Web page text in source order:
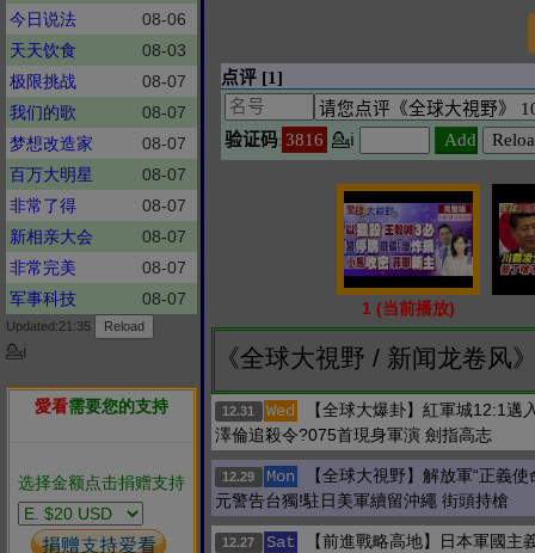
今日说法
08-06
天天饮食
08-03
极限挑战
08-07
我们的歌
08-07
梦想改造家
08-07
百万大明星
08-07
非常了得
08-07
新相亲大会
08-07
非常完美
08-07
军事科技
08-07
Updated:21:35
💁ℹ
愛看需要您的支持
选择金额点击捐赠支持
1 (当前播放)
《全球大視野 / 新闻龙卷风
12.31 Wed
【全球大爆卦】紅軍城12:1邁
澤倫追殺令?075首現身軍演 劍指高志
12.29 Mon
【全球大視野】解放軍“正義
元警告台獨!駐日美軍續留沖繩 街頭持槍
12.27 Sat
【前進戰略高地】日本軍國主